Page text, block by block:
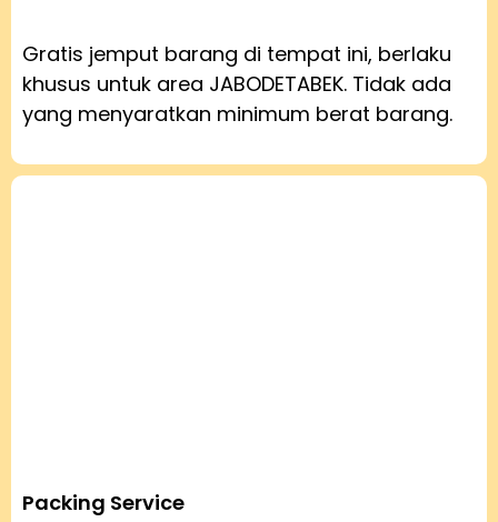
Gratis jemput barang di tempat ini, berlaku
khusus untuk area JABODETABEK. Tidak ada
yang menyaratkan minimum berat barang.
Packing Service